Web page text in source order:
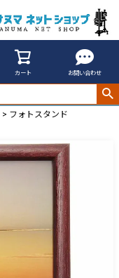
カート お問い合わせ
フォトスタンド